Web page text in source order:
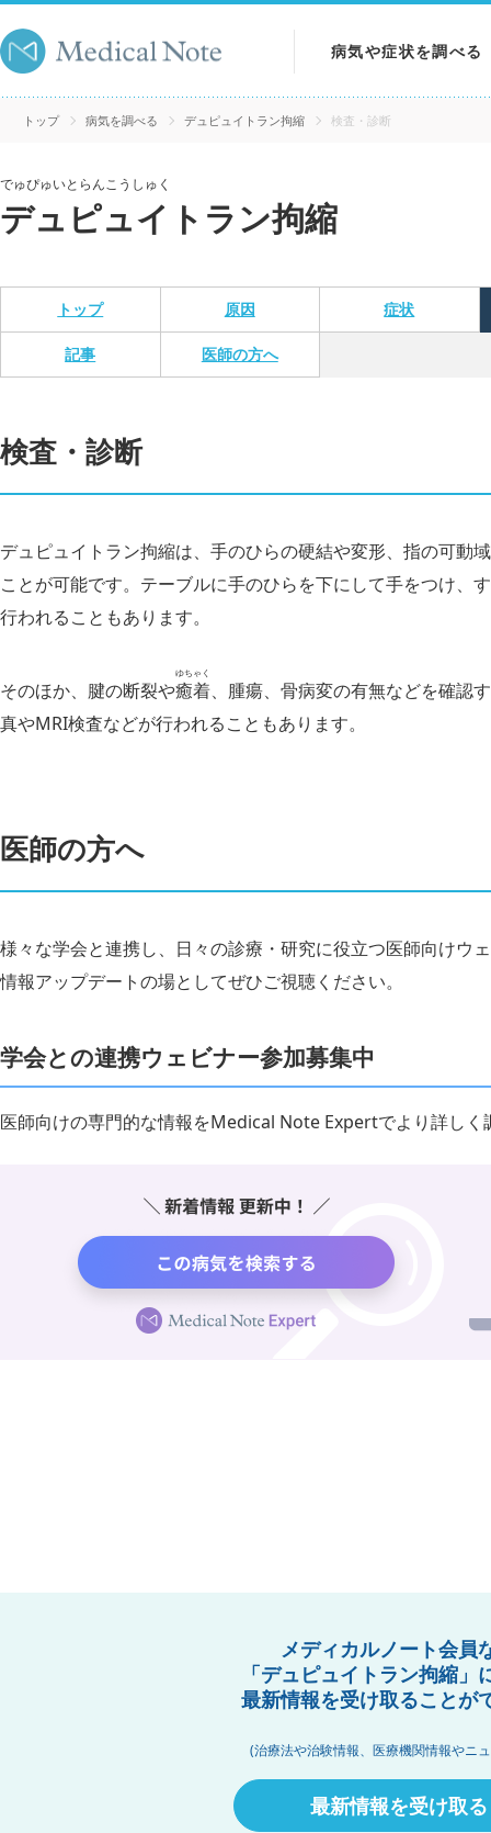
病気や症状を調べる
病気を調べる
検査を調べる
トップ 病気を調べる デュピュイトラン拘縮 検査・診断
でゅぴゅいとらんこうしゅく
デュピュイトラン拘縮
トップ 原因 症状
記事 医師の方へ
検査・診断
デュピュイトラン拘縮は、手のひらの硬結や変形、指の可動
ことが可能です。テーブルに手のひらを下にして手をつけ、
行われることもあります。
そのほか、腱の断裂や癒着
ゆちゃく
、腫瘍、骨病変の有無などを確認
真やMRI検査などが行われることもあります。
医師の方へ
様々な学会と連携し、日々の診療・研究に役立つ医師向けウ
情報アップデートの場としてぜひご視聴ください。
学会との連携ウェビナー参加募集中
医師向けの専門的な情報をMedical Note Expertでより詳しく
メディカルノート会員
「デュピュイトラン拘縮」
最新情報を受け取ることが
(治療法や治験情報、医療機関情報やニ
最新情報を受け取る